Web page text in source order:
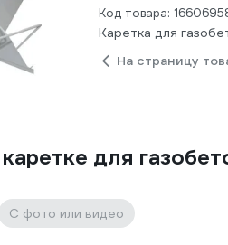
Код товара:
Каретка для
На страницу
для
С фото или видео